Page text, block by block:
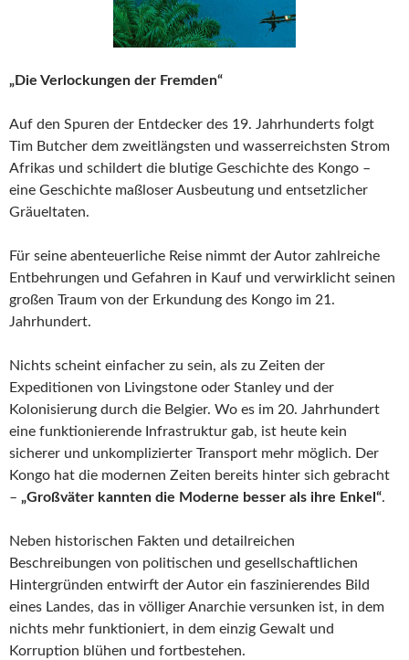
„Die Verlockungen der Fremden“
Auf den Spuren der Entdecker des 19. Jahrhunderts folgt
Tim Butcher dem zweitlängsten und wasserreichsten Strom
Afrikas und schildert die blutige Geschichte des Kongo –
eine Geschichte maßloser Ausbeutung und entsetzlicher
Gräueltaten.
Für seine abenteuerliche Reise nimmt der Autor zahlreiche
Entbehrungen und Gefahren in Kauf und verwirklicht seinen
großen Traum von der Erkundung des Kongo im 21.
Jahrhundert.
Nichts scheint einfacher zu sein, als zu Zeiten der
Expeditionen von Livingstone oder Stanley und der
Kolonisierung durch die Belgier. Wo es im 20. Jahrhundert
eine funktionierende Infrastruktur gab, ist heute kein
sicherer und unkomplizierter Transport mehr möglich. Der
Kongo hat die modernen Zeiten bereits hinter sich gebracht
– „Großväter kannten die Moderne besser als ihre Enkel“.
Neben historischen Fakten und detailreichen
Beschreibungen von politischen und gesellschaftlichen
Hintergründen entwirft der Autor ein faszinierendes Bild
eines Landes, das in völliger Anarchie versunken ist, in dem
nichts mehr funktioniert, in dem einzig Gewalt und
Korruption blühen und fortbestehen.